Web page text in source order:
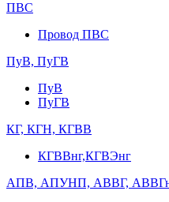
ПВС
Провод ПВС
ПуВ, ПуГВ
ПуВ
ПуГВ
КГ, КГН, КГВВ
КГВВнг,КГВЭнг
АПВ, АПУНП, АВВГ,